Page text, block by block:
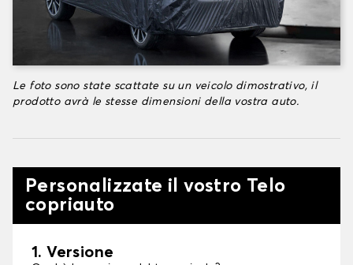
Le foto sono state scattate su un veicolo dimostrativo, il
prodotto avrà le stesse dimensioni della vostra auto.
Personalizzate il vostro Telo
copriauto
1. Versione